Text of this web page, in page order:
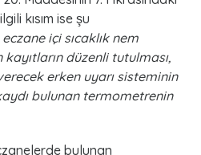
kısım ise şu
içi sıcaklık nem
düzenli tutulması,
erken uyarı sisteminin
bulunan termometrenin
bulunan